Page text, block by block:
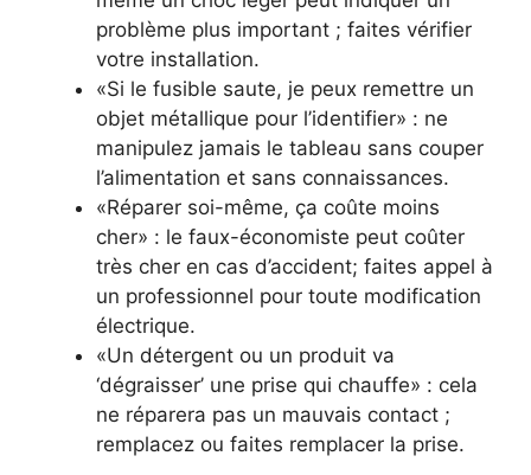
problème plus important ; faites vérifier
votre installation.
«Si le fusible saute, je peux remettre un
objet métallique pour l’identifier» : ne
manipulez jamais le tableau sans couper
l’alimentation et sans connaissances.
«Réparer soi-même, ça coûte moins
cher» : le faux-économiste peut coûter
très cher en cas d’accident; faites appel à
un professionnel pour toute modification
électrique.
«Un détergent ou un produit va
‘dégraisser’ une prise qui chauffe» : cela
ne réparera pas un mauvais contact ;
remplacez ou faites remplacer la prise.